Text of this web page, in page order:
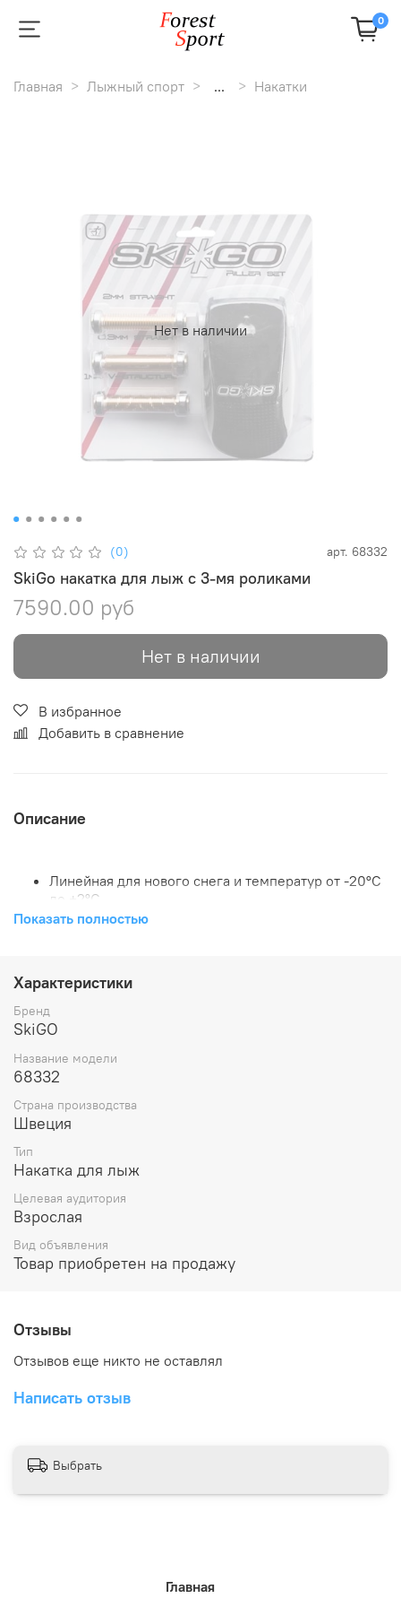
0
Главная Лыжный спорт ... Накатки
Нет в наличии
(0) арт. 68332
SkiGo накатка для лыж с 3-мя роликами
7590.00 руб
Нет в наличии
В избранное
Добавить в сравнение
Описание
Линейная для нового снега и температур от -20°C
до +2°C
V-образная для смешанного типа снега и
skigo, накатка для лыж, инструмент для обработки лыж,
инструмент для подготовки лыж.
Показать полностью
Характеристики
Бренд
SkiGO
Название модели
68332
Страна производства
Швеция
Тип
Накатка для лыж
Целевая аудитория
Взрослая
Вид объявления
Товар приобретен на продажу
Отзывы
Отзывов еще никто не оставлял
Написать отзыв
Выбрать
Главная